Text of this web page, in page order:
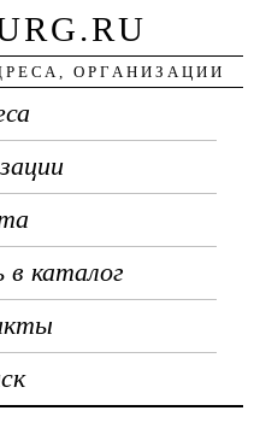
ОРГАНИЗАЦИИ
в каталог